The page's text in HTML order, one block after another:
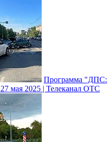
Программа "ДПС:
мая 2025 | Телеканал ОТС